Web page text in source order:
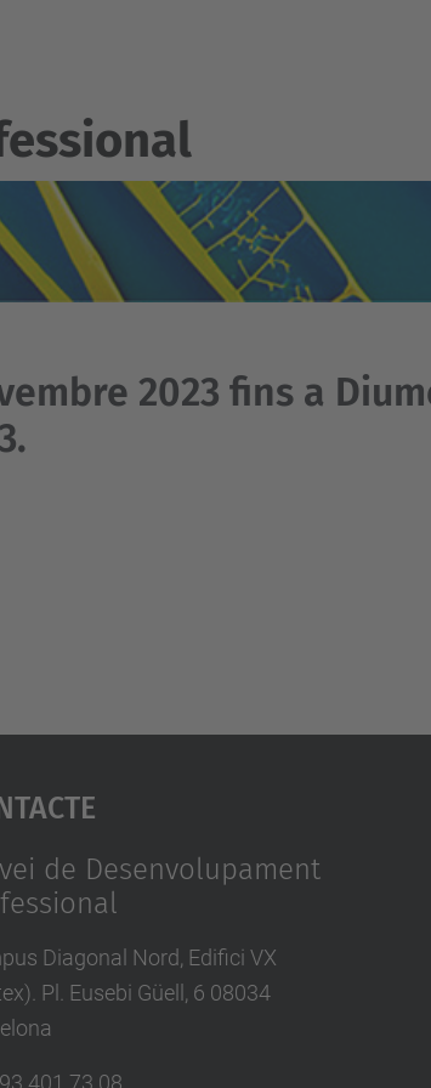
2023 fins a
de Desenvolupament
Diagonal Nord, Edifici VX
Pl. Eusebi Güell, 6 08034
93 401 73 08